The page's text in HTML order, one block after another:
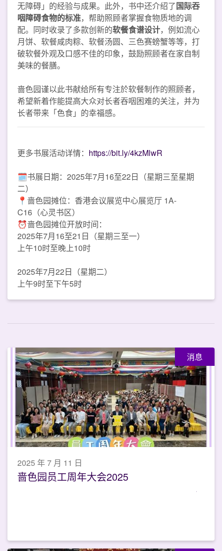
无障碍」的经验与成果。此外，书中还介绍了国际吞
咽障碍食物的标准，帮助照顾者掌握食物质地的调
配。同时收录了多款创新的软餐食谱设计，例如流心
月饼、软餐咸肉粽、软餐汤圆、三色赛螃蟹等等，打
破软餐外观及口感不佳的印象，鼓励照顾者在家自制
美味的餐膳。
啬色园谨以此书献给所有专注於软餐制作的照顾者，
希望新着作能提高大众对长者吞咽困难的关注，并为
长者带来「色食」的幸福感。
更多书展活动详情： https://bit.ly/4kzMlwR
🗓️书展日期：2025年7月16至22日（星期三至星期
二）
📍啬色园摊位：香港会议展览中心展览厅 1A-
C16（心灵书区）
⏰啬色园摊位开放时间：
2025年7月16至21日（星期三至一）
上午10时至晚上10时
2025年7月22日（星期二）
上午9时至下午5时
消息
2025 年 7 月 11 日
啬色园员工周年大会2025